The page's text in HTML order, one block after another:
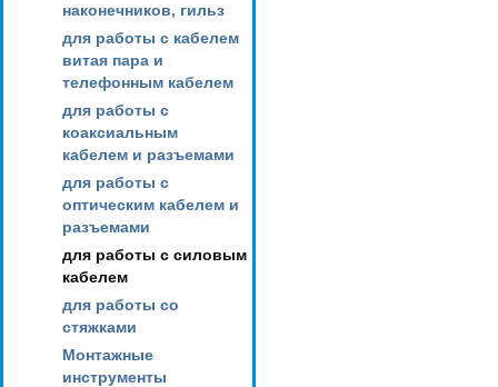
наконечников, гильз
для работы с кабелем
витая пара и
телефонным кабелем
для работы с
коаксиальным
кабелем и разъемами
для работы с
оптическим кабелем и
разъемами
для работы с силовым
кабелем
для работы со
стяжками
Монтажные
инструменты